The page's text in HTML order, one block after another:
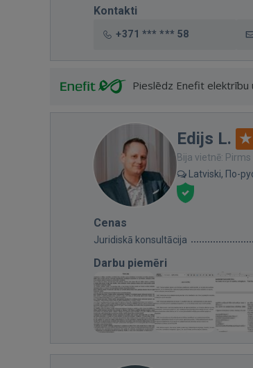
Kontakti
+371 *** *** 58
Pieslēdz Enefit elektrību
Edijs L.
Bija vietnē:
Latviski, По-
Cenas
Juridiskā konsultācija
Darbu piemēri